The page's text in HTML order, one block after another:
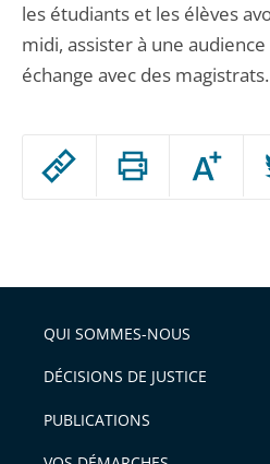
Passer
arriver
après
ou
l'article
pour
avant
les étudiants et les élèves
midi, assister à une
échange avec des magistrats.
QUI SOMMES-NOUS
DÉCISIONS DE JUSTICE
PUBLICATIONS